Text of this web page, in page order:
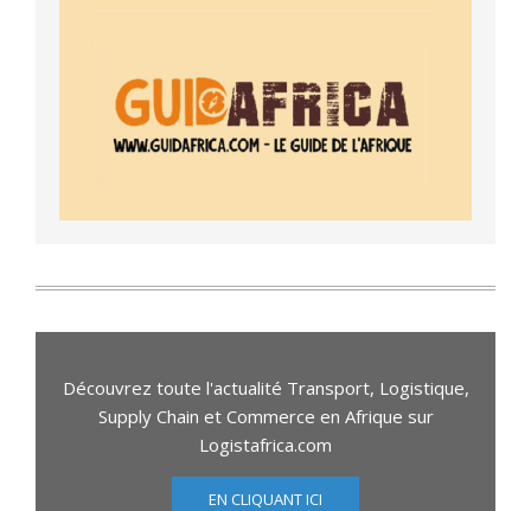
Découvrez toute l'actualité Transport, Logistique,
Supply Chain et Commerce en Afrique sur
Logistafrica.com
EN CLIQUANT ICI